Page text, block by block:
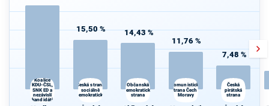
Koalice
KDU-ČSL,
SNK ED a
nezávislí
kandidáti
15,50 %
Česká strana
sociálně
demokratická
14,43 %
Občanská
demokratická
strana
11,76 %
Komunistická
strana Čech a
Moravy
7,48 %
Česká
pirátská
strana